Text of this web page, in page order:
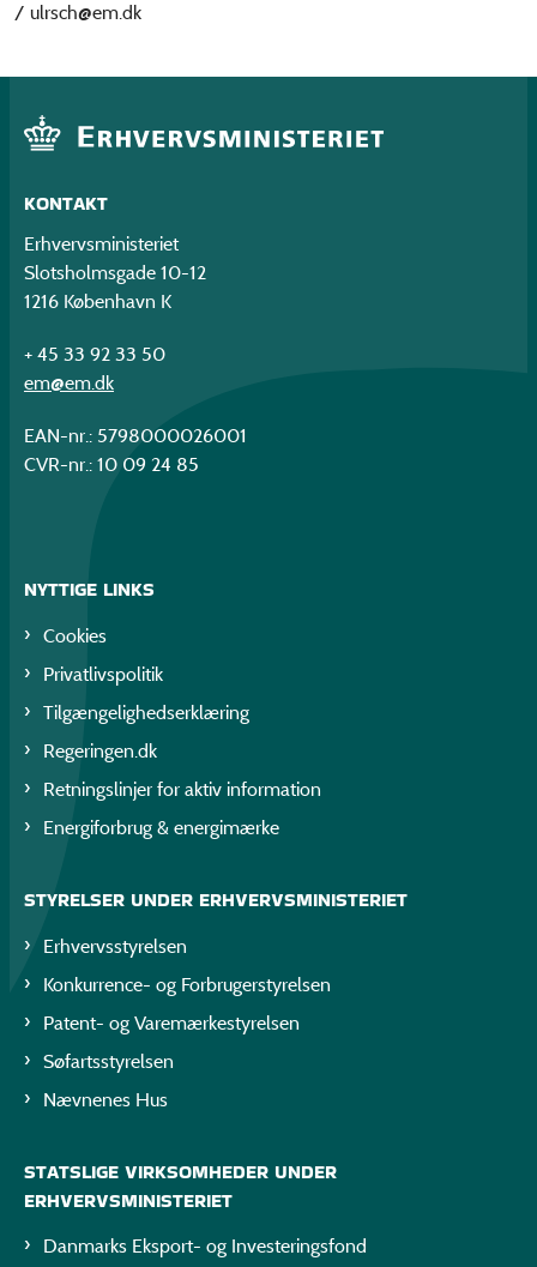
/ ulrsch@em.dk
KONTAKT
Erhvervsministeriet
Slotsholmsgade 10-12
1216 København K
+ 45 33 92 33 50
em@em.dk
EAN-nr.: 5798000026001
CVR-nr.: 10 09 24 85
NYTTIGE LINKS
Cookies
Privatlivspolitik
Tilgængelighedserklæring
Regeringen.dk
Retningslinjer for aktiv information
Energiforbrug & energimærke
STYRELSER UNDER ERHVERVSMINISTERIET
Erhvervsstyrelsen
Konkurrence- og Forbrugerstyrelsen
Patent- og Varemærkestyrelsen
Søfartsstyrelsen
Nævnenes Hus
STATSLIGE VIRKSOMHEDER UNDER
ERHVERVSMINISTERIET
Danmarks Eksport- og Investeringsfond